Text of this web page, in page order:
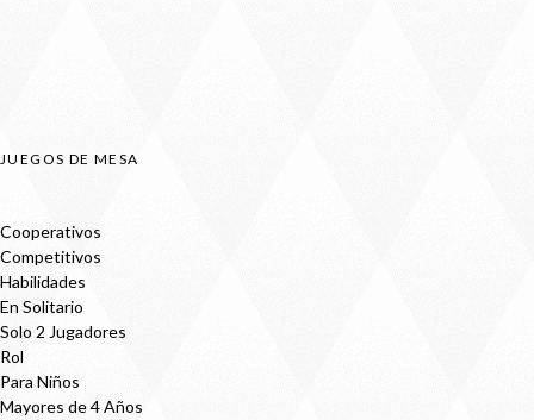
JUEGOS DE MESA
Cooperativos
Competitivos
Habilidades
En Solitario
Solo 2 Jugadores
Rol
Para Niños
Mayores de 4 Años